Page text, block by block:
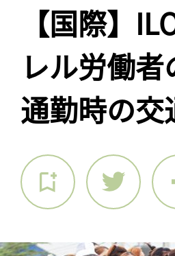
【国際】
レル労働
通勤時の